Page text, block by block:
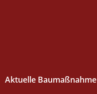
Aktuelle Baumaßnahme